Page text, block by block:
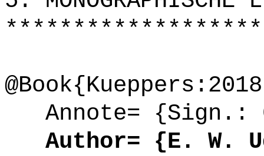
Annote= {Sign.:
Author= {E. W.